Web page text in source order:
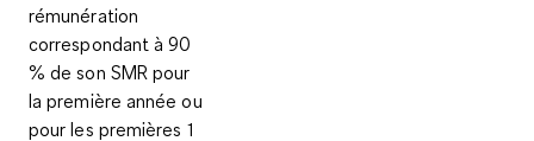
rémunération
correspondant à 90
% de son SMR pour
la première année ou
pour les premières 1